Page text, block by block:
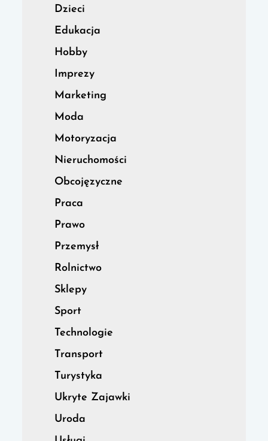
Dzieci
Edukacja
Hobby
Imprezy
Marketing
Moda
Motoryzacja
Nieruchomości
Obcojęzyczne
Praca
Prawo
Przemysł
Rolnictwo
Sklepy
Sport
Technologie
Transport
Turystyka
Ukryte Zajawki
Uroda